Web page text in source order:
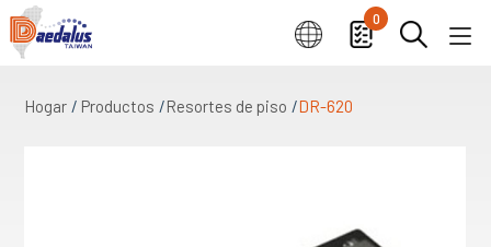
0
Hogar Productos Resortes de piso DR-620